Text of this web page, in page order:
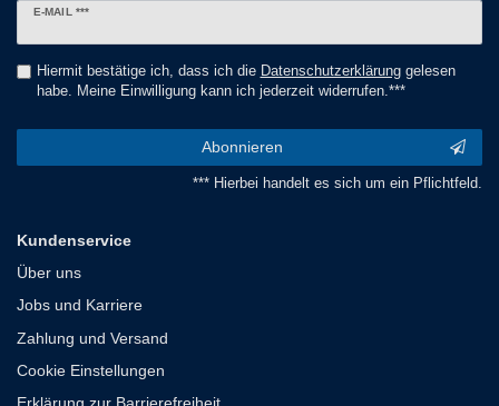
E-MAIL ***
Newsletter
Hiermit bestätige ich, dass ich die Daten­schutz­erklärunggelesen
habe. Meine Einwilligung kann ich jederzeit widerrufen.***
Abonnieren
*** Hierbei handelt es sich um ein Pflichtfeld.
Kundenservice
Über uns
Jobs und Karriere
Zahlung und Versand
Cookie Einstellungen